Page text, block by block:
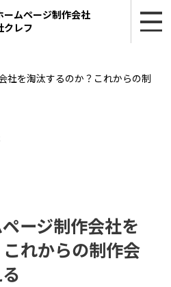
ームページ制作会社
クレフ
社を淘汰するのか？これからの制
ージ制作会社を
れからの制作会